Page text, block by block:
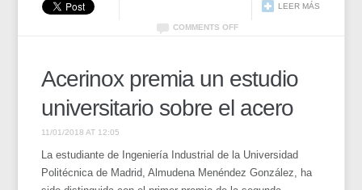
LEER MÁS
COMMENTS OFF
Acerinox premia un estudio
universitario sobre el acero
11/01/2018 AT 12:05
La estudiante de Ingeniería Industrial de la Universidad
Politécnica de Madrid, Almudena Menéndez González, ha